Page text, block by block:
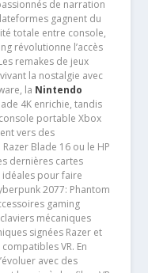
de narration
gagnent du
totale entre console,
révolutionne l’accès
remakes de jeux
la nostalgie avec
la Nintendo
4K enrichie, tandis
portable Xbox
vers des
Blade 16 ou le HP
dernières cartes
idéales pour faire
2077: Phantom
gaming
mécaniques
signées Razer et
VR. En
avec des